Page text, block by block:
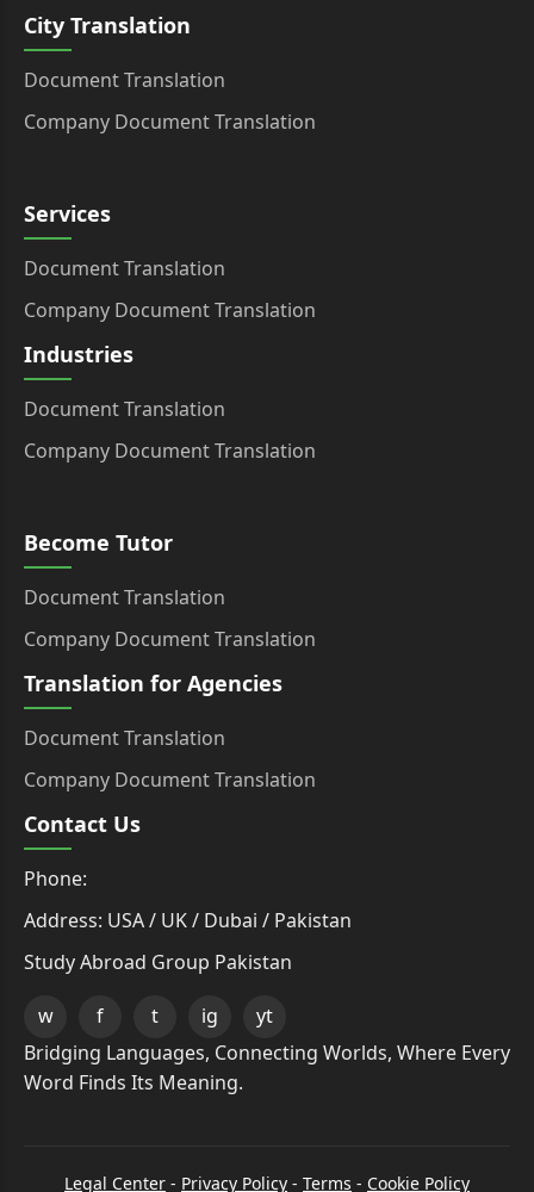
City Translation
Document Translation
Company Document Translation
Services
Document Translation
Company Document Translation
Industries
Document Translation
Company Document Translation
Become Tutor
Document Translation
Company Document Translation
Translation for Agencies
Document Translation
Company Document Translation
Contact Us
Phone:
Address: USA / UK / Dubai / Pakistan
Study Abroad Group Pakistan
w f t ig
yt
Bridging Languages, Connecting Worlds, Where Every
Word Finds Its Meaning.
Legal Center - Privacy Policy - Terms - Cookie Policy